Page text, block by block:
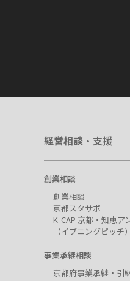
経営相談・支援
創業相談
創業相談
京都スタサポ
K-CAP 京都・知恵ア
（イブニングピッチ）
事業承継相談
京都府事業承継・引